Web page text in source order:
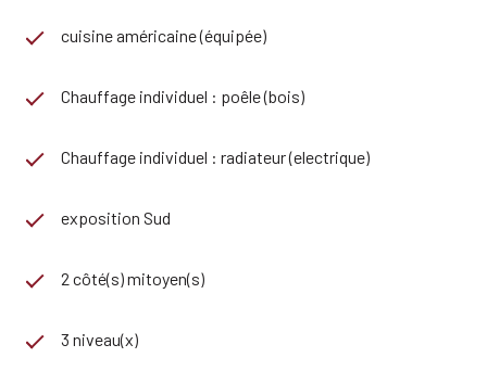
cuisine américaine (équipée)
Chauffage individuel : poêle (bois)
Chauffage individuel : radiateur (electrique)
exposition Sud
2 côté(s) mitoyen(s)
3 niveau(x)